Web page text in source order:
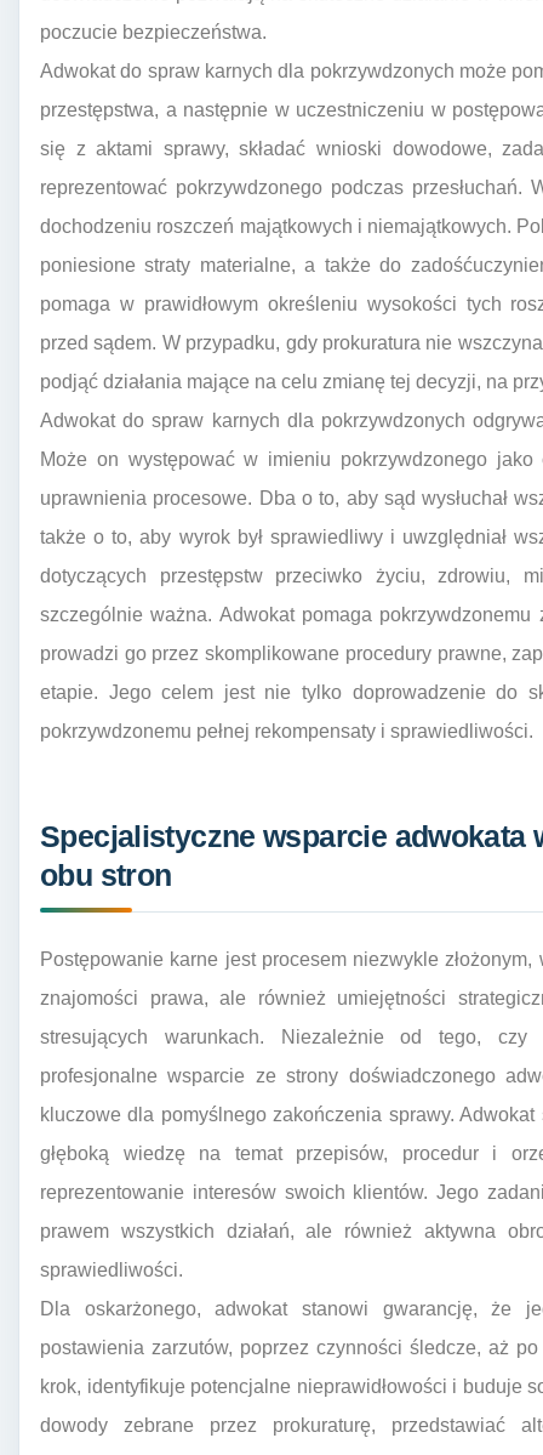
poczucie bezpieczeństwa.
Adwokat do spraw karnych dla pokrzywdzonych może
przestępstwa, a następnie w uczestniczeniu w
się z aktami sprawy, składać wnioski dowodowe,
reprezentować pokrzywdzonego podczas
dochodzeniu roszczeń majątkowych i niemajątkowych.
poniesione straty materialne, a także do
pomaga w prawidłowym określeniu wysokości tych
przed sądem. W przypadku, gdy prokuratura nie
podjąć działania mające na celu zmianę tej decyzji, na
Adwokat do spraw karnych dla pokrzywdzonych
Może on występować w imieniu pokrzywdzonego
uprawnienia procesowe. Dba o to, aby sąd wysłuchał
także o to, aby wyrok był sprawiedliwy i uwzględniał
dotyczących przestępstw przeciwko życiu, zdrowiu,
szczególnie ważna. Adwokat pomaga
prowadzi go przez skomplikowane procedury prawne,
etapie. Jego celem jest nie tylko doprowadzenie do
pokrzywdzonemu pełnej rekompensaty i sprawiedliwości.
Specjalistyczne wsparcie adwokata
obu stron
Postępowanie karne jest procesem niezwykle
znajomości prawa, ale również umiejętności
stresujących warunkach. Niezależnie od tego, czy
profesjonalne wsparcie ze strony doświadczonego
kluczowe dla pomyślnego zakończenia sprawy.
głęboką wiedzę na temat przepisów, procedur i
reprezentowanie interesów swoich klientów. Jego
prawem wszystkich działań, ale również aktywna
sprawiedliwości.
Dla oskarżonego, adwokat stanowi gwarancję, że
postawienia zarzutów, poprzez czynności śledcze, aż
krok, identyfikuje potencjalne nieprawidłowości i buduje
dowody zebrane przez prokuraturę, przedstawiać